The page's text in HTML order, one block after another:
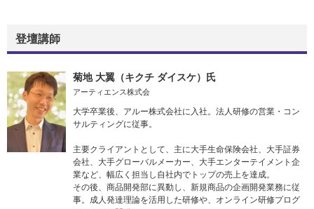
登壇講師
菊地 大翼（キクチ ダイスケ）氏
アーティエンス株式会
大学卒業後、アルー株式会社に入社。法人研修の営業・コン
サルティングに従事。
主要クライアントとして、主に大手生命保険会社、大手証券
会社、大手グローバルメーカー、大手エンターテイメント企
業など、幅広く担当し自社内でトップの売上を達成。
その後、商品開発部に異動し、新規商品の企画開発業務に従
事。成人発達理論を活用した研修や、オンライン研修プログ